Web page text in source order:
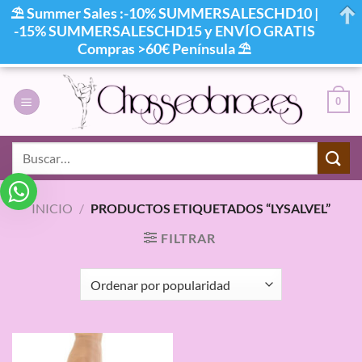
contenido
0
INICIO / PRODUCTOS ETIQUETADOS “LYSALVEL”
FILTRAR
⛱ Summer Sales :-10% SUMMERSALESCHD10 |
-15% SUMMERSALESCHD15 y ENVÍO GRATIS
Compras >60€ Península ⛱